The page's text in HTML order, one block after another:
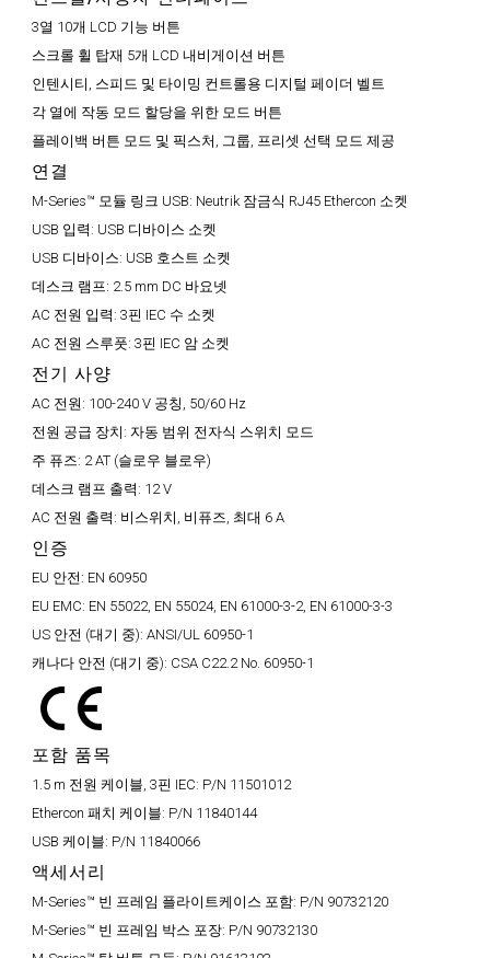
3열 10개 LCD 기능 버튼
스크롤 휠 탑재 5개 LCD 내비게이션 버튼
인텐시티, 스피드 및 타이밍 컨트롤용 디지털 페이더 벨트
각 열에 작동 모드 할당을 위한 모드 버튼
플레이백 버튼 모드 및 픽스처, 그룹, 프리셋 선택 모드 제공
연결
M-Series™ 모듈 링크 USB: Neutrik 잠금식 RJ45 Ethercon 소켓
USB 입력: USB 디바이스 소켓
USB 디바이스: USB 호스트 소켓
데스크 램프: 2.5 mm DC 바요넷
AC 전원 입력: 3핀 IEC 수 소켓
AC 전원 스루풋: 3핀 IEC 암 소켓
전기 사양
AC 전원: 100-240 V 공칭, 50/60 Hz
전원 공급 장치: 자동 범위 전자식 스위치 모드
주 퓨즈: 2 AT (슬로우 블로우)
데스크 램프 출력: 12 V
AC 전원 출력: 비스위치, 비퓨즈, 최대 6 A
인증
EU 안전: EN 60950
EU EMC: EN 55022, EN 55024, EN 61000-3-2, EN 61000-3-3
US 안전 (대기 중): ANSI/UL 60950-1
캐나다 안전 (대기 중): CSA C22.2 No. 60950-1
포함 품목
1.5 m 전원 케이블, 3핀 IEC: P/N 11501012
Ethercon 패치 케이블: P/N 11840144
USB 케이블: P/N 11840066
액세서리
M-Series™ 빈 프레임 플라이트케이스 포함: P/N 90732120
M-Series™ 빈 프레임 박스 포장: P/N 90732130